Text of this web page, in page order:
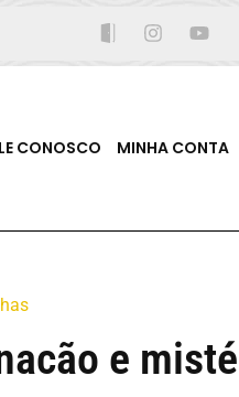
CONOSCO MINHA CONTA
e